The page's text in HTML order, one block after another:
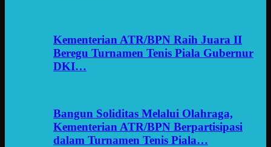
Kementerian ATR/BPN Raih Juara II
Beregu Turnamen Tenis Piala Gubernur
DKI…
Bangun Soliditas Melalui Olahraga,
Kementerian ATR/BPN Berpartisipasi
dalam Turnamen Tenis Piala…